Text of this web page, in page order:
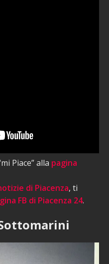
Piace” alla pagina
di Piacenza, ti
FB di Piacenza 24.